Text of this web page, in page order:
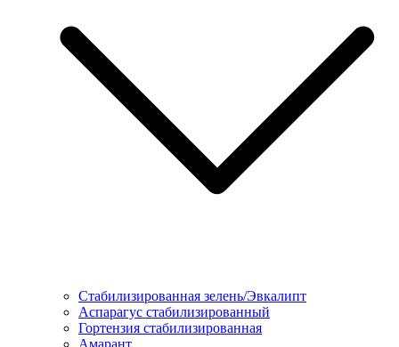
Стабилизированная зелень/Эвкалипт
Аспарагус стабилизированный
Гортензия стабилизированная
Амарант